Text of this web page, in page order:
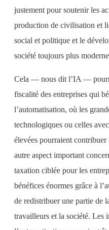
justement pour soutenir les
production de civilisation et
social et politique et le
société toujours plus
Cela — nous dit l’IA —
fiscalité des entreprises qui
l’automatisation, où les
technologiques ou celles
élevées pourraient
autre aspect important
taxation ciblée pour les
bénéfices énormes grâce à
de redistribuer une partie de
travailleurs et la société. Les